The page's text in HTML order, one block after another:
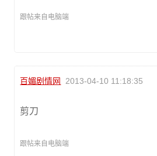
跟帖来自电脑端
百媚剧情网 2013-04-10 11:18:35
剪刀
跟帖来自电脑端